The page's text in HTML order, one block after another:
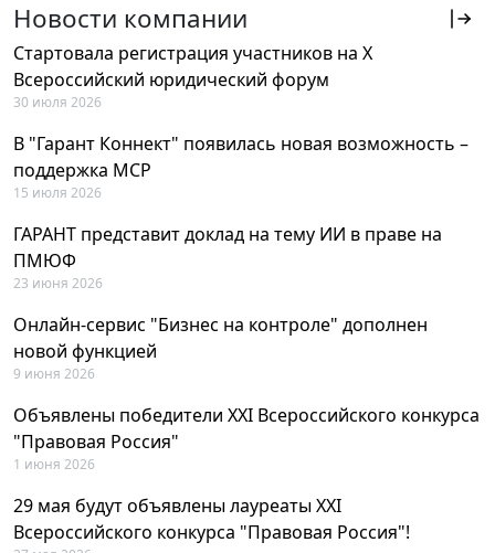
Новости компании
Стартовала регистрация участников на X
Всероссийский юридический форум
30 июля 2026
В "Гарант Коннект" появилась новая возможность –
поддержка MCP
15 июля 2026
ГАРАНТ представит доклад на тему ИИ в праве на
ПМЮФ
23 июня 2026
Онлайн-сервис "Бизнес на контроле" дополнен
новой функцией
9 июня 2026
Объявлены победители XXI Всероссийского конкурса
"Правовая Россия"
1 июня 2026
29 мая будут объявлены лауреаты XXI
Всероссийского конкурса "Правовая Россия"!